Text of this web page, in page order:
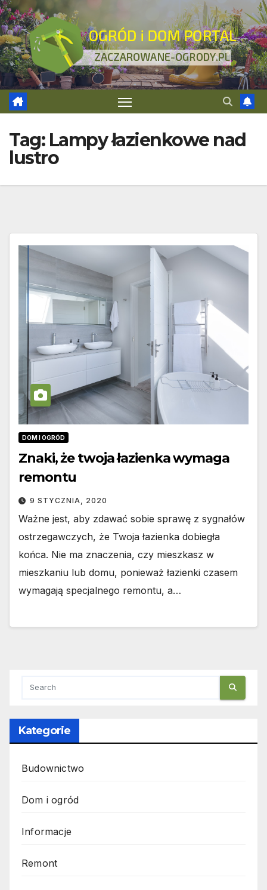
Skip
to
content
Tag: Lampy łazienkowe nad
lustro
DOM I OGRÓD
Znaki, że twoja łazienka wymaga
remontu
9 STYCZNIA, 2020
Ważne jest, aby zdawać sobie sprawę z sygnałów
ostrzegawczych, że Twoja łazienka dobiegła
końca. Nie ma znaczenia, czy mieszkasz w
mieszkaniu lub domu, ponieważ łazienki czasem
wymagają specjalnego remontu, a…
Kategorie
Budownictwo
Dom i ogród
Informacje
Remont